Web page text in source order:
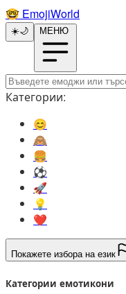
🤓️ EmojiWorld
☀️🌙 МЕНЮ
Категории:
😊️
🙈️
🍔️
⚽️
🚀️
💡️
❤️
Покажете избора на език
Категории емотикони